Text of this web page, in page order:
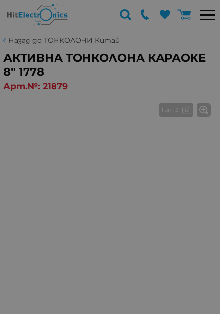
Назад до ТОНКОЛОНИ Китай
АКТИВНА ТОНКОЛОНА КАРАОКЕ
8" 1778
Арт.№: 21879
1 от 3